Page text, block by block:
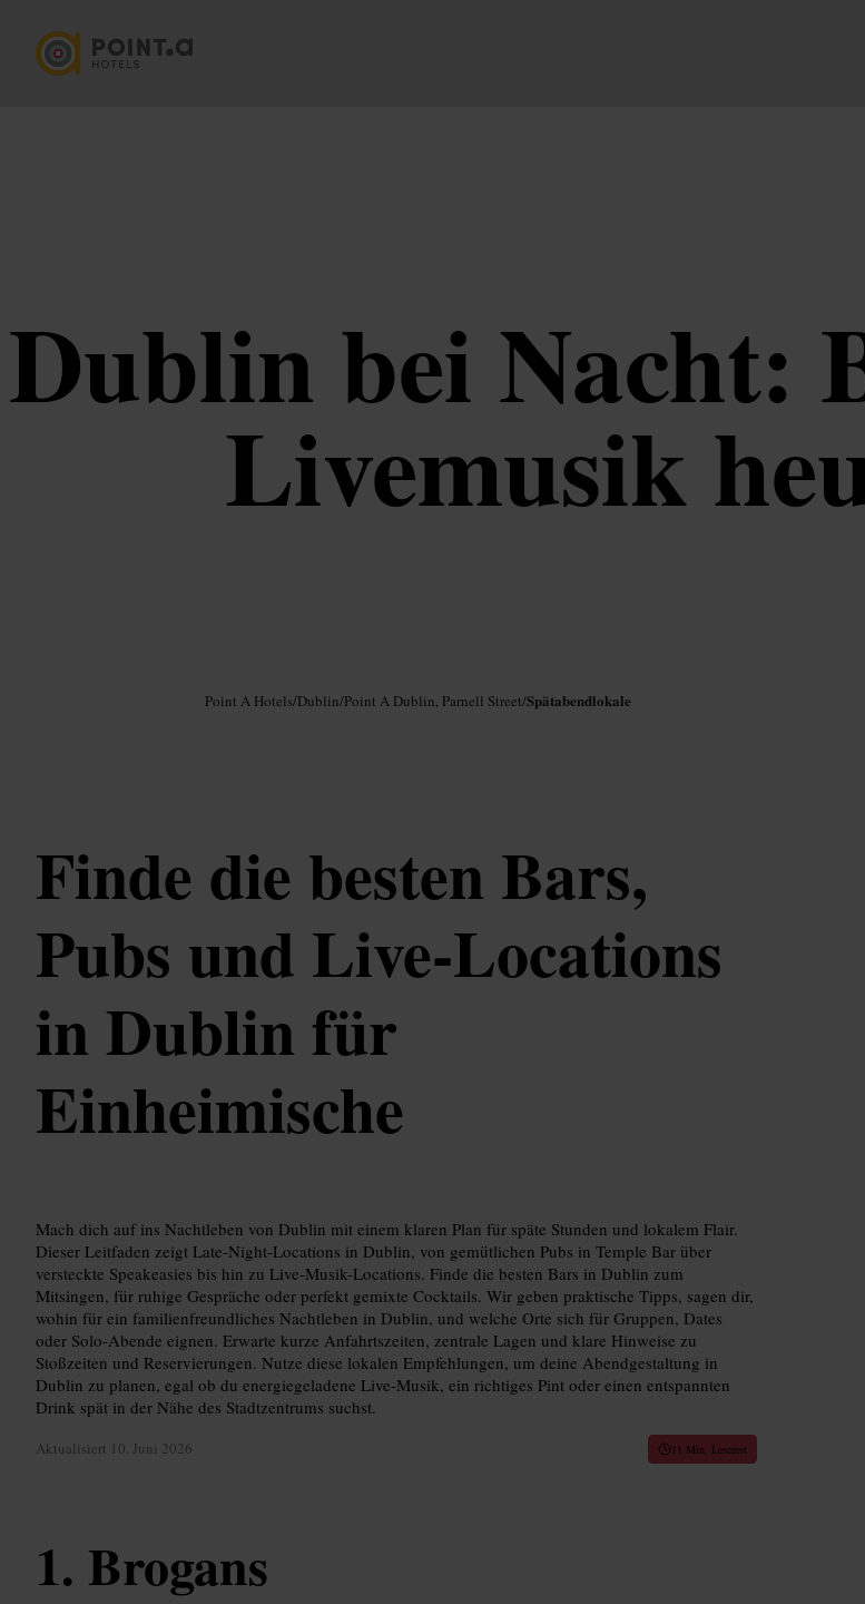
Dublin bei Nacht:
Livemusik
Point A Hotels/Dublin/Point A Dublin, Parnell Street/Spätabendlokale
Finde die besten Bars,
Pubs und Live-Locations
in Dublin für
Einheimische
Mach dich auf ins Nachtleben von Dublin mit einem klaren Plan für späte Stunden und lokalem Flair.
Dieser Leitfaden zeigt Late-Night-Locations in Dublin, von gemütlichen Pubs in Temple Bar über
versteckte Speakeasies bis hin zu Live-Musik-Locations. Finde die besten Bars in Dublin zum
Mitsingen, für ruhige Gespräche oder perfekt gemixte Cocktails. Wir geben praktische Tipps, sagen dir,
wohin für ein familienfreundliches Nachtleben in Dublin, und welche Orte sich für Gruppen, Dates
oder Solo-Abende eignen. Erwarte kurze Anfahrtszeiten, zentrale Lagen und klare Hinweise zu
Stoßzeiten und Reservierungen. Nutze diese lokalen Empfehlungen, um deine Abendgestaltung in
Dublin zu planen, egal ob du energiegeladene Live-Musik, ein richtiges Pint oder einen entspannten
Drink spät in der Nähe des Stadtzentrums suchst.
Aktualisiert 10. Juni 2026 11 Min. Lesezeit
Brogans